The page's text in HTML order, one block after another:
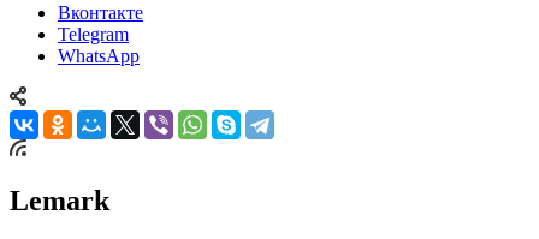
Вконтакте
Telegram
WhatsApp
Lemark